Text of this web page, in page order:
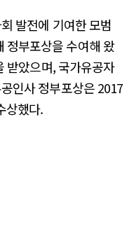
발전에 기여한 모범
정부포상을 수여해 왔
받았으며, 국가유공자
인사 정부포상은 2017
상했다.